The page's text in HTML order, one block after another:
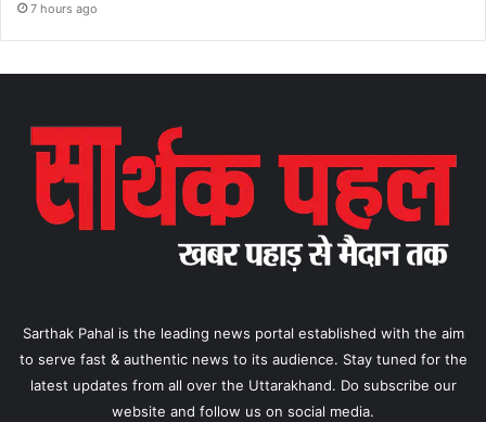
7 hours ago
Sarthak Pahal is the leading news portal established with the aim
to serve fast & authentic news to its audience. Stay tuned for the
latest updates from all over the Uttarakhand. Do subscribe our
website and follow us on social media.